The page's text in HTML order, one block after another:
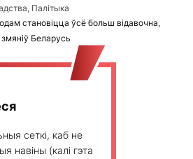
Палітыка
становіцца ўсё больш відавочна,
Беларусь
сеткі, каб не
навіны (калі гэта